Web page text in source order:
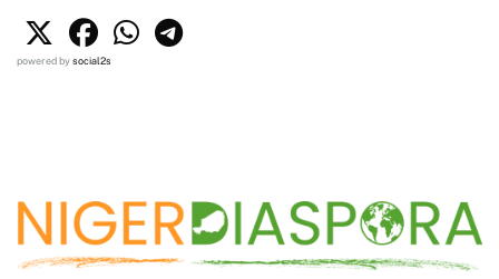
powered bysocial2s